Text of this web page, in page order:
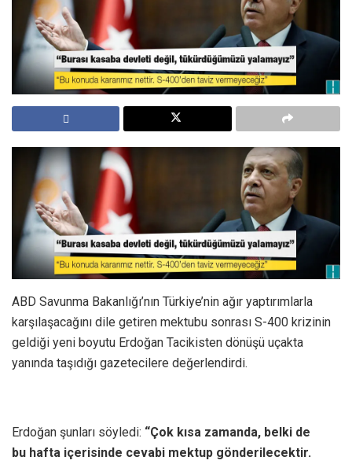
ABD Savunma Bakanlığı’nın Türkiye’nin ağır yaptırımlarla
karşılaşacağını dile getiren mektubu sonrası S-400 krizinin
geldiği yeni boyutu Erdoğan Tacikisten dönüşü uçakta
yanında taşıdığı gazetecilere değerlendirdi.
Erdoğan şunları söyledi: “Çok kısa zamanda, belki de
bu hafta içerisinde cevabi mektup gönderilecektir.